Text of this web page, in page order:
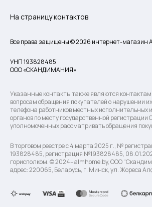
На страницу контактов
Все права защищены © 2026 интернет-магазин
УНП 193828485
ООО «СКАНДИМАНИЯ»
Указанные контакты также являются
вопросам обращения покупателей о нарушении
телефона работников местных исполнительных
органов по месту государственной
уполномоченных рассматривать обращения
В торговом реестре с 4 марта 2025 г., №
193828485, регистрация №193828485,
горисполком. © 2024– almhome.by, ООО
адрес: 220065, Беларусь, г. Минск, ул. Жореса